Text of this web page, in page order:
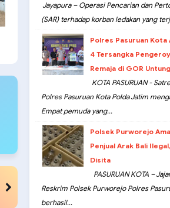
Jayapura – Operasi Pencarian dan
(SAR) terhadap korban ledakan yang
Polres Pasuruan Kota
4 Tersangka
Remaja di GOR
KOTA PASURUAN -
Polres Pasuruan Kota Polda Jatim
Empat pemuda yang...
Polsek Purworejo
Penjual Arak Bali
Disita
PASURUAN KOTA –
Reskrim Polsek Purworejo Polres
berhasil...